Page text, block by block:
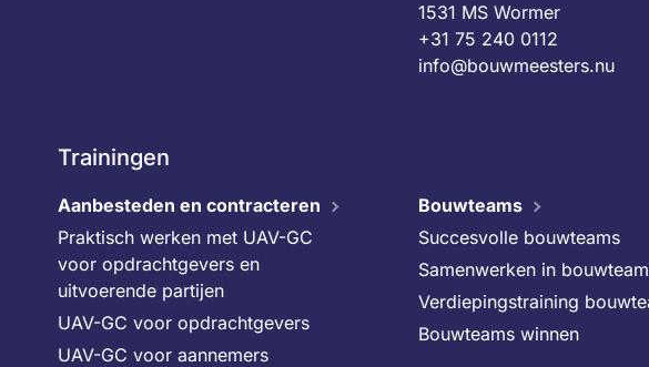
1531 MS Wormer
+31 75 240 0112
info@bouwmeesters.nu
Trainingen
Aanbesteden en contracteren
Praktisch werken met UAV-GC
voor opdrachtgevers en
uitvoerende partijen
UAV-GC voor opdrachtgevers
UAV-GC voor aannemers
Bouwteams
Succesvolle bouwteams
Samenwerken in
Verdiepingstraining
Bouwteams winnen